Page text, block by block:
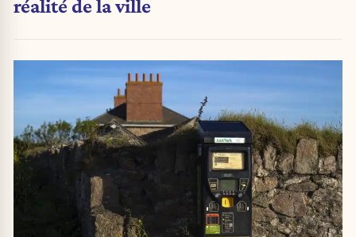
réalité de la ville